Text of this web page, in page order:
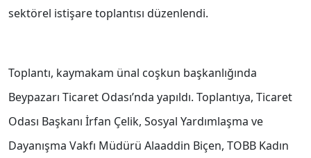
sektörel istişare toplantısı düzenlendi.
Toplantı, kaymakam ünal coşkun başkanlığında
Beypazarı Ticaret Odası’nda yapıldı. Toplantıya, Ticaret
Odası Başkanı İrfan Çelik, Sosyal Yardımlaşma ve
Dayanışma Vakfı Müdürü Alaaddin Biçen, TOBB Kadın